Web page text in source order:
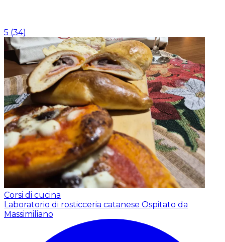
5 (34)
Corsi di cucina
Laboratorio di rosticceria catanese Ospitato da
Massimiliano